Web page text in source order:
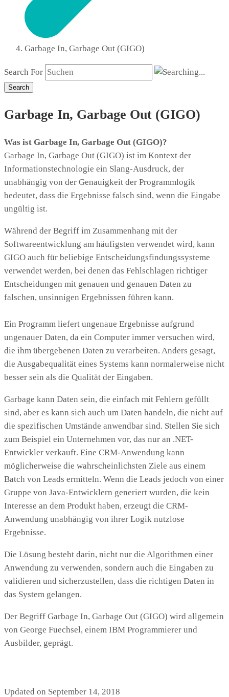
Garbage In, Garbage Out (GIGO)
Search For
Search
Garbage In, Garbage Out (GIGO)
Was ist Garbage In, Garbage Out (GIGO)?
Garbage In, Garbage Out (GIGO) ist im Kontext der
Informationstechnologie ein Slang-Ausdruck, der
unabhängig von der Genauigkeit der Programmlogik
bedeutet, dass die Ergebnisse falsch sind, wenn die Eingabe
ungültig ist.
Während der Begriff im Zusammenhang mit der
Softwareentwicklung am häufigsten verwendet wird, kann
GIGO auch für beliebige Entscheidungsfindungssysteme
verwendet werden, bei denen das Fehlschlagen richtiger
Entscheidungen mit genauen und genauen Daten zu
falschen, unsinnigen Ergebnissen führen kann.
Ein Programm liefert ungenaue Ergebnisse aufgrund
ungenauer Daten, da ein Computer immer versuchen wird,
die ihm übergebenen Daten zu verarbeiten. Anders gesagt,
die Ausgabequalität eines Systems kann normalerweise nicht
besser sein als die Qualität der Eingaben.
Garbage kann Daten sein, die einfach mit Fehlern gefüllt
sind, aber es kann sich auch um Daten handeln, die nicht auf
die spezifischen Umstände anwendbar sind. Stellen Sie sich
zum Beispiel ein Unternehmen vor, das nur an .NET-
Entwickler verkauft. Eine CRM-Anwendung kann
möglicherweise die wahrscheinlichsten Ziele aus einem
Batch von Leads ermitteln. Wenn die Leads jedoch von einer
Gruppe von Java-Entwicklern generiert wurden, die kein
Interesse an dem Produkt haben, erzeugt die CRM-
Anwendung unabhängig von ihrer Logik nutzlose
Ergebnisse.
Die Lösung besteht darin, nicht nur die Algorithmen einer
Anwendung zu verwenden, sondern auch die Eingaben zu
validieren und sicherzustellen, dass die richtigen Daten in
das System gelangen.
Der Begriff Garbage In, Garbage Out (GIGO) wird allgemein
von George Fuechsel, einem IBM Programmierer und
Ausbilder, geprägt.
Updated on September 14, 2018